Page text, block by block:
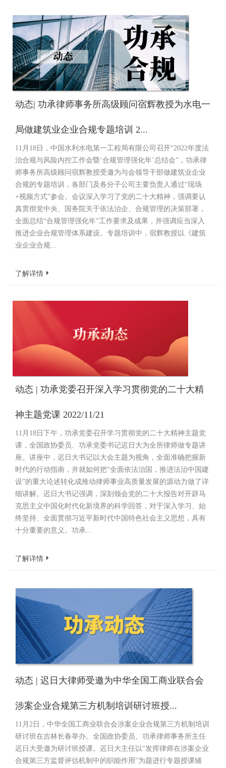
动态| 功承律师事务所高级顾问宿辉教授为水电一
局做建筑业企业合规专题培训 2...
11月18日，中国水利水电第一工程局有限公司召开“2022年度法
治合规与风险内控工作会暨‘合规管理强化年’总结会”，功承律
师事务所高级顾问宿辉教授受邀为与会领导干部做建筑业企业
合规的专题培训，各部门及各分子公司主要负责人通过“现场
+视频方式”参会。会议深入学习了党的二十大精神，强调要认
真贯彻党中央、国务院关于依法治企、合规管理的决策部署，
全面总结“合规管理强化年”工作要求及成果，并强调应当深入
推进企业合规管理体系建设。专题培训中，宿辉教授以《建筑
业企业合规...
了解详情
动态 | 功承党委召开深入学习贯彻党的二十大精
神主题党课 2022/11/21
11月18日下午，功承党委召开学习贯彻党的二十大精神主题党
课，全国政协委员、功承党委书记迟日大为全所律师做专题讲
座。讲座中，迟日大书记以大会主题为视角，全面准确把握新
时代的行动指南，并就如何把“全面依法治国，推进法治中国建
设”的重大论述转化成推动律师事业高质量发展的源动力做了详
细讲解。迟日大书记强调，深刻领会党的二十大报告对开辟马
克思主义中国化时代化新境界的科学回答，对于深入学习、始
终坚持、全面贯彻习近平新时代中国特色社会主义思想，具有
十分重要的意义。功承...
了解详情
动态 | 迟日大律师受邀为中华全国工商业联合会
涉案企业合规第三方机制培训研讨班授...
11月2日，中华全国工商业联合会涉案企业合规第三方机制培训
研讨班在吉林长春举办。全国政协委员、功承律师事务所主任
迟日大受邀为研讨班授课。迟日大主任以“发挥律师在涉案企业
合规第三方监督评估机制中的职能作用”为题进行专题授课辅